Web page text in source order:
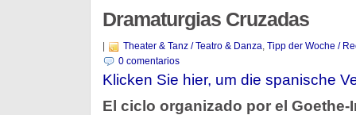
Dramaturgias Cruzadas
Theater & Tanz / Teatro & Danza, Tipp der Woche /
0 comentarios
Klicken Sie hier, um die spanische
El ciclo organizado por el